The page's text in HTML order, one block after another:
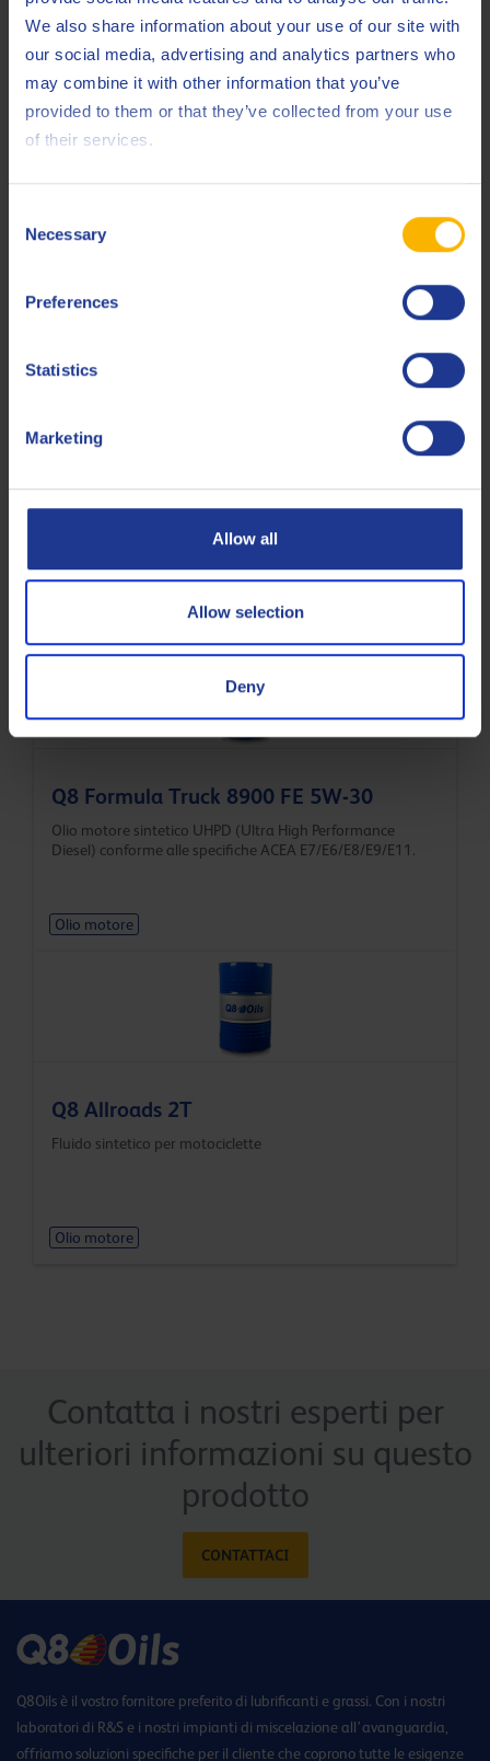
We also share information about your use of our site with
our social media, advertising and analytics partners who
may combine it with other information that you’ve
provided to them or that they’ve collected from your use
of their services.
Selection
Necessary
Preferences
Statistics
Marketing
Allow all
Allow selection
Deny
Olio motore
Q8 Formula Truck 6900 FE 5W-30
commerciali conforme alla specifica ACEA E4 e con un TBN
Q8 Formula Truck 8900 FE 5W-30
Olio motore sintetico UHPD (Ultra High Performance
Diesel) conforme alle specifiche ACEA E7/E6/E8/E9/E11.
Olio motore
Q8 Allroads 2T
Fluido sintetico per motociclette
Olio motore
Contatta i nostri esperti per
ulteriori informazioni su questo
prodotto
CONTATTACI
Q8Oils è il vostro fornitore preferito di lubrificanti e grassi. Con i nostri
laboratori di R&S e i nostri impianti di miscelazione all’avanguardia,
offriamo soluzioni specifiche per il cliente che coprono tutte le esigenze